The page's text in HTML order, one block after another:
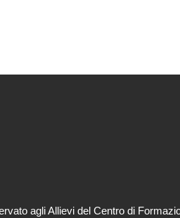
agli Allievi del Centro di